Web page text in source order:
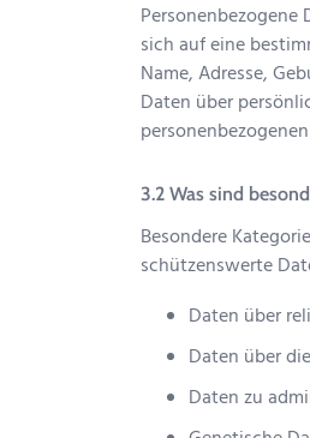
sich auf eine
Name, Adresse,
Daten über
Was sind
Besondere
schützenswerte
Daten über
Daten über
Daten zu